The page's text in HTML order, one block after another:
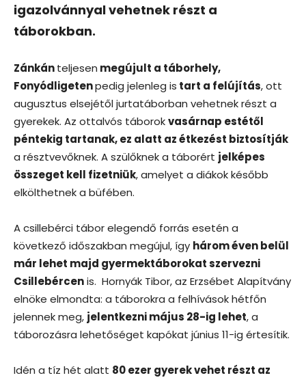
igazolvánnyal vehetnek részt a
táborokban.
Zánkánteljesen megújult a táborhely,
Fonyódligetenpedig jelenleg is tart a felújítás, ott
augusztus elsejétől jurtatáborban vehetnek részt a
gyerekek. Az ottalvós táborokvasárnap estétől
péntekig tartanak, ez alatt az étkezést biztosítják
a résztvevőknek. A szülőknek a táborért jelképes
összeget kell fizetniük, amelyet a diákok később
elkölthetnek a büfében.
A csillebérci tábor elegendő forrás esetén a
következő időszakban megújul, így három éven belül
már lehet majd gyermektáborokat szervezni
Csillebércenis. Hornyák Tibor, az Erzsébet Alapítvány
elnöke elmondta: a táborokra a felhívások hétfőn
jelennek meg, jelentkezni május 28-ig lehet, a
táborozásra lehetőséget kapókat június 11-ig értesítik.
Idén a tíz hét alatt 80 ezer gyerek vehet részt az